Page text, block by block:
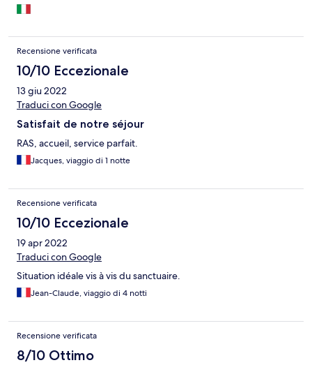
Recensione verificata
10/10 Eccezionale
13 giu 2022
Traduci con Google
Satisfait de notre séjour
RAS, accueil, service parfait.
Jacques, viaggio di 1 notte
Recensione verificata
10/10 Eccezionale
19 apr 2022
Traduci con Google
Situation idéale vis à vis du sanctuaire.
Jean-Claude, viaggio di 4 notti
Recensione verificata
8/10 Ottimo